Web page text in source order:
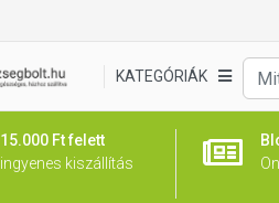
KATEGÓRIÁK
15.000 Ft felett
ingyenes kiszállítás